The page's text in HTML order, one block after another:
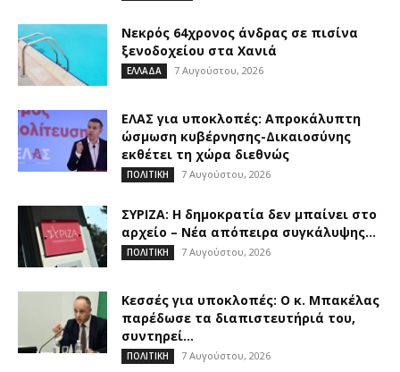
Νεκρός 64χρονος άνδρας σε πισίνα
ξενοδοχείου στα Χανιά
ΕΛΛΑΔΑ 7 Αυγούστου, 2026
ΕΛΑΣ για υποκλοπές: Απροκάλυπτη
ώσμωση κυβέρνησης-Δικαιοσύνης
εκθέτει τη χώρα διεθνώς
ΠΟΛΙΤΙΚΗ 7 Αυγούστου, 2026
ΣΥΡΙΖΑ: Η δημοκρατία δεν μπαίνει στο
αρχείο – Νέα απόπειρα συγκάλυψης...
ΠΟΛΙΤΙΚΗ 7 Αυγούστου, 2026
Κεσσές για υποκλοπές: Ο κ. Μπακέλας
παρέδωσε τα διαπιστευτήριά του,
συντηρεί...
ΠΟΛΙΤΙΚΗ 7 Αυγούστου, 2026